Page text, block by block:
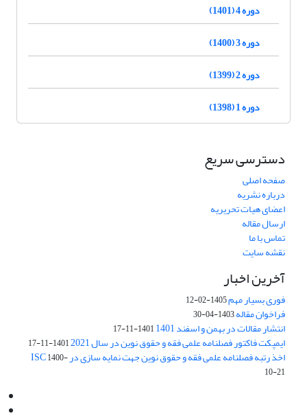
دوره 4 (1401)
دوره 3 (1400)
دوره 2 (1399)
دوره 1 (1398)
دسترسی سریع
صفحه اصلی
درباره نشریه
اعضای هیات تحریریه
ارسال مقاله
تماس با ما
نقشه سایت
آخرین اخبار
فوری بسیار مهم1405-02-12
فراخوان مقاله1403-04-30
انتشار مقالات در بهمن و اسفند 1401 1401-11-17
ایمپکت فاکتور فصلنامه علمی فقه و حقوق نوین در سال 2021 1401-11-17
اخذ رتبه فصلنامه علمی فقه و حقوق نوین جهت نمایه سازی در ISC1400-
10-21